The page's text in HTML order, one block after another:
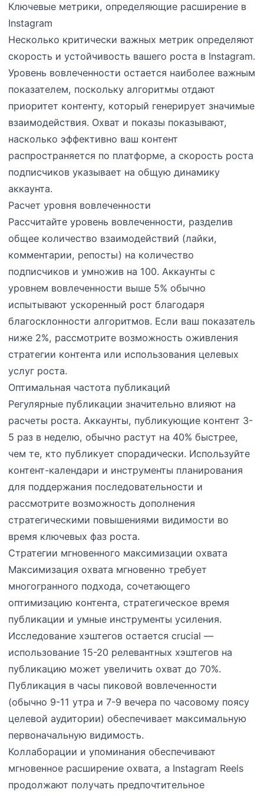
Ключевые метрики, определяющие расширение в
Instagram
Несколько критически важных метрик определяют
скорость и устойчивость вашего роста в Instagram.
Уровень вовлеченности остается наиболее важным
показателем, поскольку алгоритмы отдают
приоритет контенту, который генерирует значимые
взаимодействия. Охват и показы показывают,
насколько эффективно ваш контент
распространяется по платформе, а скорость роста
подписчиков указывает на общую динамику
аккаунта.
Расчет уровня вовлеченности
Рассчитайте уровень вовлеченности, разделив
общее количество взаимодействий (лайки,
комментарии, репосты) на количество
подписчиков и умножив на 100. Аккаунты с
уровнем вовлеченности выше 5% обычно
испытывают ускоренный рост благодаря
благосклонности алгоритмов. Если ваш показатель
ниже 2%, рассмотрите возможность оживления
стратегии контента или использования целевых
услуг роста.
Оптимальная частота публикаций
Регулярные публикации значительно влияют на
расчеты роста. Аккаунты, публикующие контент 3-
5 раз в неделю, обычно растут на 40% быстрее,
чем те, кто публикует спорадически. Используйте
контент-календари и инструменты планирования
для поддержания последовательности и
рассмотрите возможность дополнения
стратегическими повышениями видимости во
время ключевых фаз роста.
Стратегии мгновенного максимизации охвата
Максимизация охвата мгновенно требует
многогранного подхода, сочетающего
оптимизацию контента, стратегическое время
публикации и умные инструменты усиления.
Исследование хэштегов остается crucial —
использование 15-20 релевантных хэштегов на
публикацию может увеличить охват до 70%.
Публикация в часы пиковой вовлеченности
(обычно 9-11 утра и 7-9 вечера по часовому поясу
целевой аудитории) обеспечивает максимальную
первоначальную видимость.
Коллаборации и упоминания обеспечивают
мгновенное расширение охвата, а Instagram Reels
продолжают получать предпочтительное